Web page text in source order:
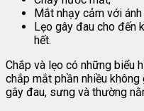
Mắt nhạy cảm với
Lẹo gây đau cho đến
hết.
Chắp và lẹo có những biểu
chắp mắt phần nhiều
gây đau, sưng và thường